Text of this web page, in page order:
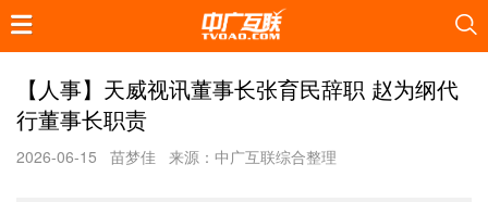
【人事】天威视讯董事长张育民辞职 赵为纲代
行董事长职责
2026-06-15 苗梦佳 来源：中广互联综合整理